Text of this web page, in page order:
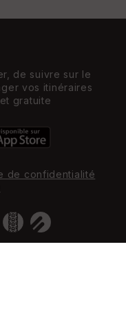
de suivre sur le
vos itinéraires
gratuite
de confidentialité